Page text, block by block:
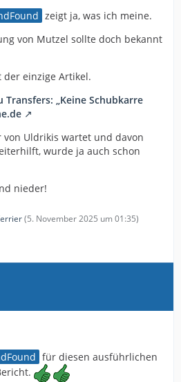
zeigt ja, was ich meine.
von Mutzel sollte doch bekannt
einzige Artikel.
Transfers: „Keine Schubkarre
von Uldrikis wartet und davon
wurde ja auch schon
nieder!
(5. November 2025 um 01:35)
für diesen ausführlichen